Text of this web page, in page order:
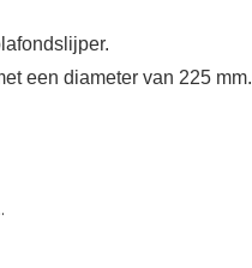
een diameter van 225 mm.